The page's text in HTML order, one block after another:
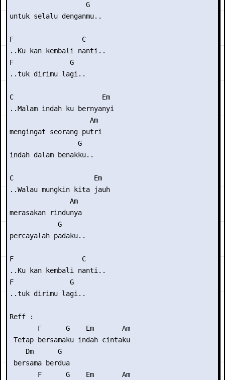
                   G
untuk selalu denganmu..
F                 C
..Ku kan kembali nanti..
F              G
..tuk dirimu lagi..
C                      Em
..Malam indah ku bernyanyi
                    Am
mengingat seorang putri
                 G
indah dalam benakku..
C                    Em
..Walau mungkin kita jauh
               Am
merasakan rindunya
            G
percayalah padaku..
F                 C
..Ku kan kembali nanti..
F              G
..tuk dirimu lagi..
Reff :
       F      G    Em       Am
Tetap bersamaku indah cintaku
    Dm      G
bersama berdua
       F      G    Em       Am